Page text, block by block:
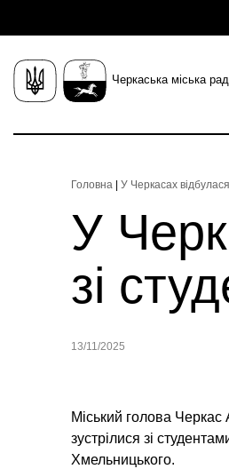
Черкаська міська
Головна У Черкасах
У
зі
13/11/2025
Міський голова Черкас
зустрілися зі
Хмельницького.